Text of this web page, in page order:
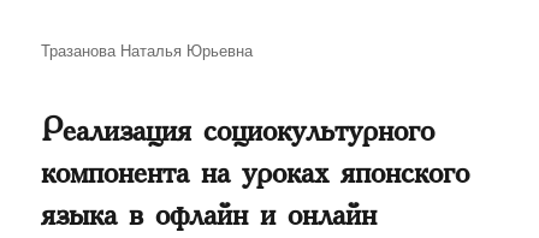
Автор
Тразанова Наталья Юрьевна
Реализация социокультурного
компонента на уроках японского
языка в офлайн и онлайн